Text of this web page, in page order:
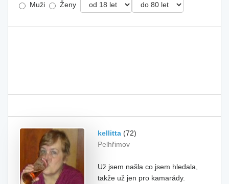
Muži Ženy
kellitta (72)
Pelhřimov
Už jsem našla co jsem hledala,
takže už jen pro kamarády.